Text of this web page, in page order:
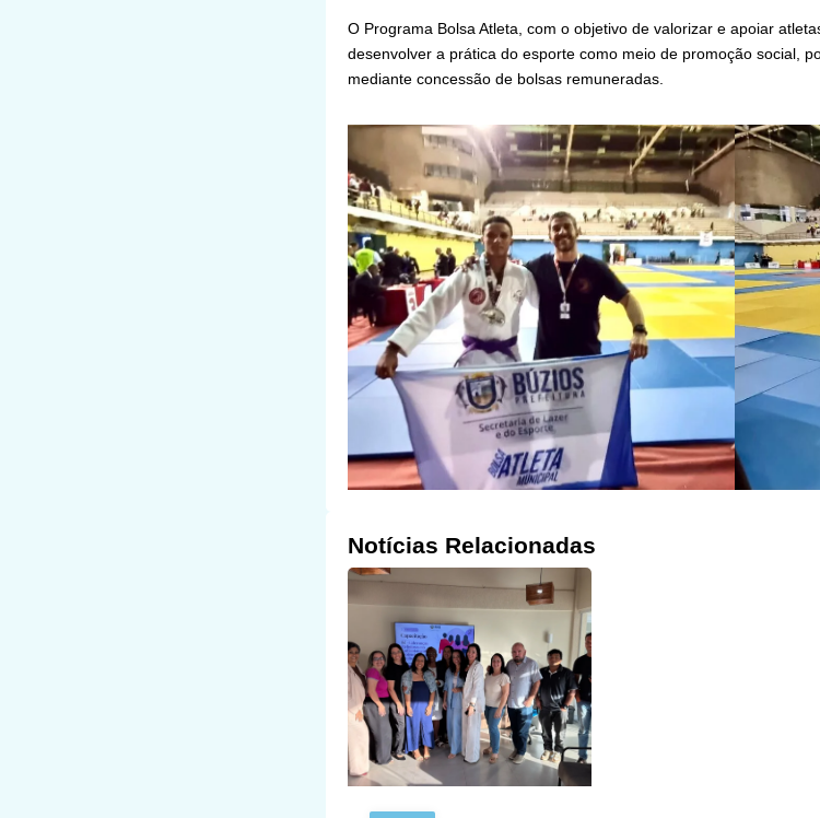
O Programa Bolsa Atleta, com o objetivo de valorizar e apoiar
desenvolver a prática do esporte como meio de promoção social,
mediante concessão de bolsas remuneradas.
Notícias Relacionadas